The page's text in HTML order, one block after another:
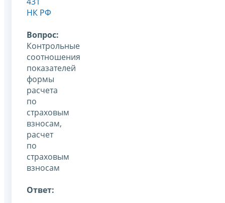
НК РФ
Вопрос:
Контрольные
соотношения
показателей
формы
расчета
по
страховым
взносам,
расчет
по
страховым
взносам
Ответ: